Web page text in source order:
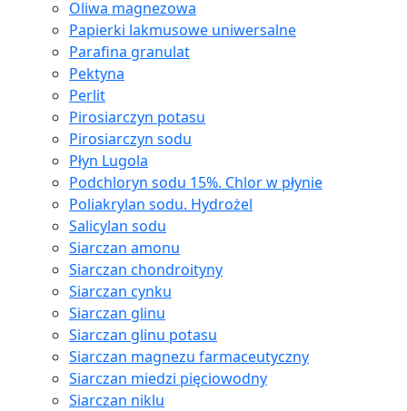
Oliwa magnezowa
Papierki lakmusowe uniwersalne
Parafina granulat
Pektyna
Perlit
Pirosiarczyn potasu
Pirosiarczyn sodu
Płyn Lugola
Podchloryn sodu 15%. Chlor w płynie
Poliakrylan sodu. Hydrożel
Salicylan sodu
Siarczan amonu
Siarczan chondroityny
Siarczan cynku
Siarczan glinu
Siarczan glinu potasu
Siarczan magnezu farmaceutyczny
Siarczan miedzi pięciowodny
Siarczan niklu